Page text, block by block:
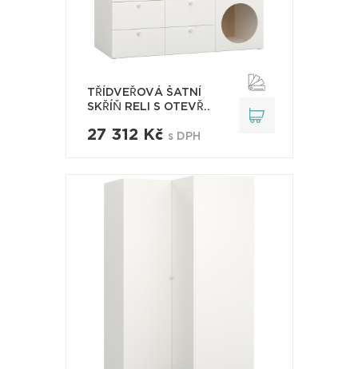
TŘÍDVEŘOVÁ ŠATNÍ
SKŘÍŇ RELI S OTEVŘ..
27 312 Kč s DPH